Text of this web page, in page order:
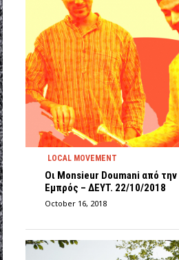
LOCAL MOVEMENT
Οι Monsieur Doumani από
Εμπρός – ΔEYT. 22/10/2018
October 16, 2018